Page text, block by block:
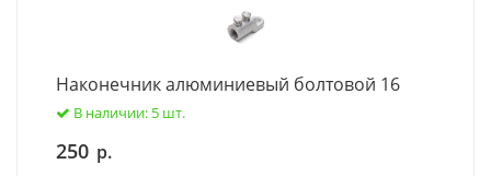
Наконечник алюминиевый болтовой 16
В наличии: 5 шт.
250 р.